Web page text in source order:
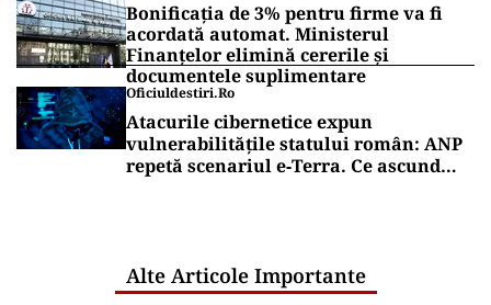
Bonificația de 3% pentru firme va fi
acordată automat. Ministerul
Finanțelor elimină cererile și
documentele suplimentare
Oficiuldestiri.ro
Atacurile cibernetice expun
vulnerabilitățile statului român: ANP
repetă scenariul e‑Terra. Ce ascund
Alte Articole Importante